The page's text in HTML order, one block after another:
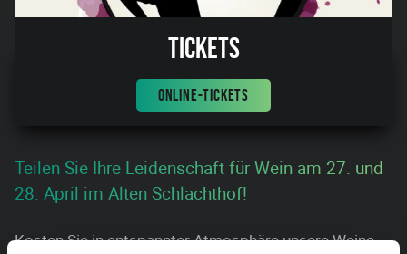
Tickets
ONLINE-TICKETS
Teilen Sie Ihre Leidenschaft für Wein am 27. und
28. April im Alten Schlachthof!
Kosten Sie in entspannter Atmosphäre unsere Weine,